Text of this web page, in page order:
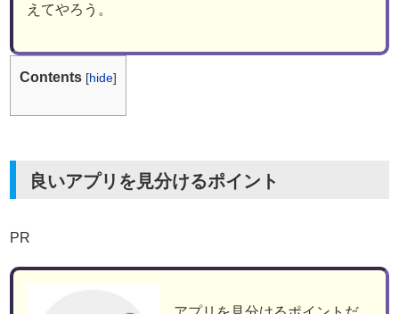
えてやろう。
Contents [hide]
良いアプリを見分けるポイント
PR